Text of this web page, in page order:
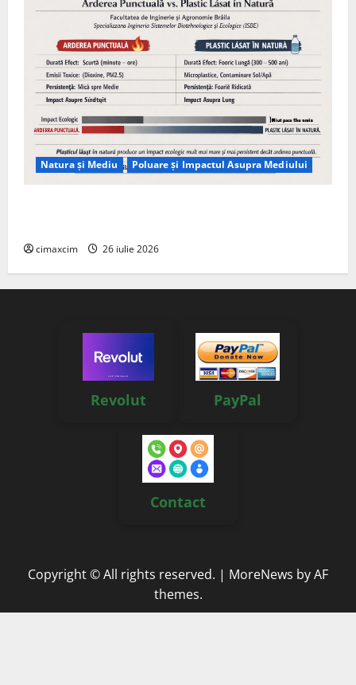
Natura și Mediu Poluare și Impactul Asupra Mediului
cimaxcim 26 iulie 2026
Revolut PayPal
Contact
Copyright © All rights reserved. | MoreNews by AF
themes.